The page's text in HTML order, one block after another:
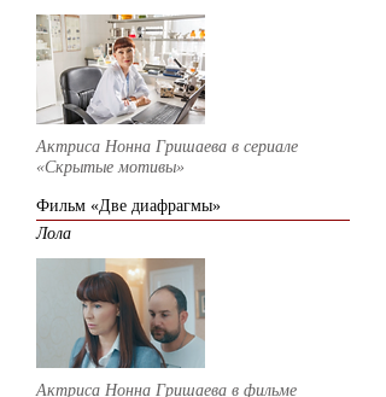
Актриса Нонна Гришаева в сериале
«Скрытые мотивы»
Фильм «Две диафрагмы»
Лола
Актриса Нонна Гришаева в фильме